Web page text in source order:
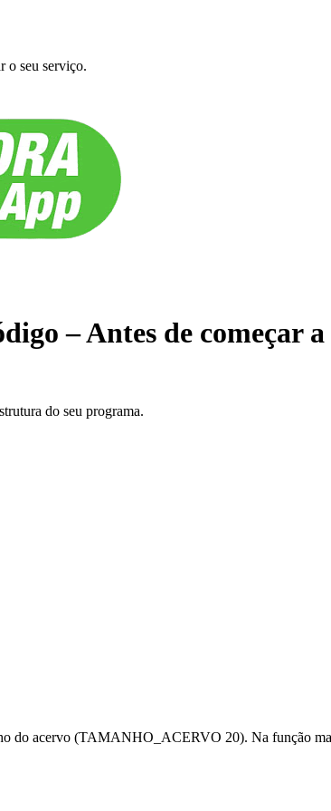
o seu serviço.
– Antes de começar
do seu programa.
do acervo (TAMANHO_ACERVO 20). Na função